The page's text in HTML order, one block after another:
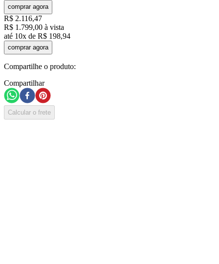
comprar agora
R$ 2.116,47
R$ 1 .799,00 à vista
até 10x de R$ 198,94
comprar agora
Compartilhe o produto:
Compartilhar
Calcular o frete